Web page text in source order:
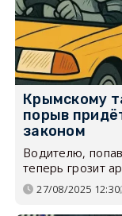
Крымскому
порыв
законом
Водителю,
теперь грозит
27/08/2025 12:30